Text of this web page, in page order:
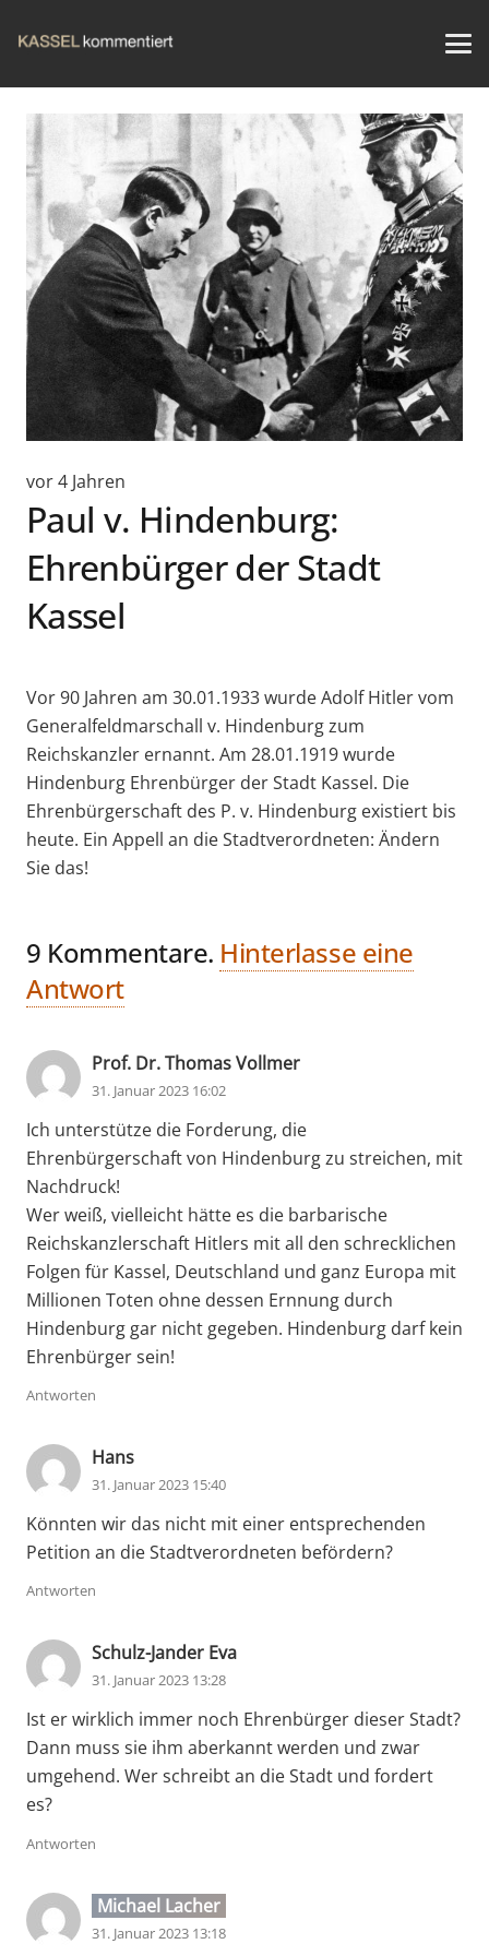
vor 4 Jahren
Paul v. Hindenburg:
Ehrenbürger der Stadt
Kassel
Vor 90 Jahren am 30.01.1933 wurde Adolf Hitler vom
Generalfeldmarschall v. Hindenburg zum
Reichskanzler ernannt. Am 28.01.1919 wurde
Hindenburg Ehrenbürger der Stadt Kassel. Die
Ehrenbürgerschaft des P. v. Hindenburg existiert bis
heute. Ein Appell an die Stadtverordneten: Ändern
Sie das!
9 Kommentare. Hinterlasse eine
Antwort
Prof. Dr. Thomas Vollmer
31. Januar 2023 16:02
Ich unterstütze die Forderung, die
Ehrenbürgerschaft von Hindenburg zu streichen, mit
Nachdruck!
Wer weiß, vielleicht hätte es die barbarische
Reichskanzlerschaft Hitlers mit all den schrecklichen
Folgen für Kassel, Deutschland und ganz Europa mit
Millionen Toten ohne dessen Ernnung durch
Hindenburg gar nicht gegeben. Hindenburg darf kein
Ehrenbürger sein!
Antworten
Hans
31. Januar 2023 15:40
Könnten wir das nicht mit einer entsprechenden
Petition an die Stadtverordneten befördern?
Antworten
Schulz-Jander Eva
31. Januar 2023 13:28
Ist er wirklich immer noch Ehrenbürger dieser Stadt?
Dann muss sie ihm aberkannt werden und zwar
umgehend. Wer schreibt an die Stadt und fordert
es?
Antworten
Michael Lacher
31. Januar 2023 13:18